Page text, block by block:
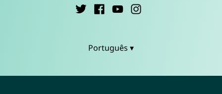
Português ▾